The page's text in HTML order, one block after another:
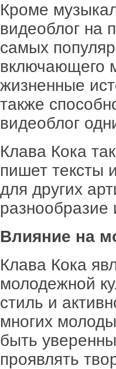
Кроме
видеоблог на
самых
включающего
жизненные
также
видеоблог
Клава Кока
пишет тексты
для других
Влияние на
Клава Кока
молодежной
стиль и
многих
быть
проявлять